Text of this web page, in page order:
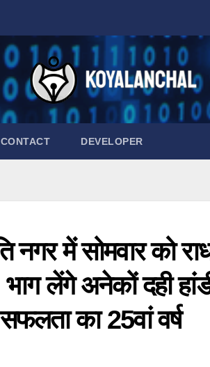
CONTACT DEVELOPER
नगर में सोमवार को
लेंगे अनेकों दही
का 25वां वर्ष